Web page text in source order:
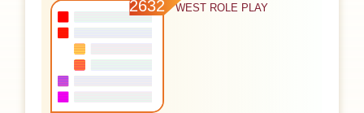
2632 WEST ROLE PLAY